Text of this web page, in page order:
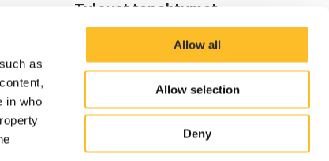
as
in who
Allow all
Allow selection
Deny
Tulevat tapahtumat